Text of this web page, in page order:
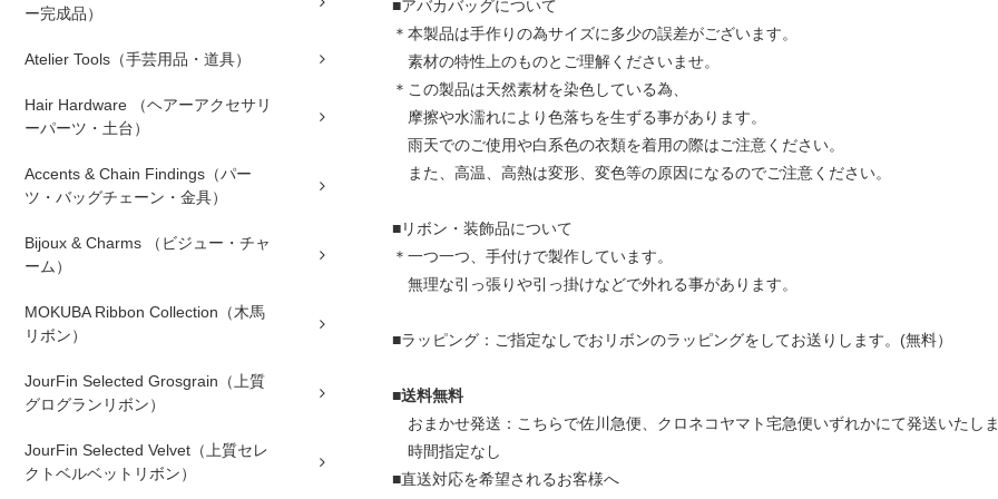
ー完成品）
Atelier Tools（手芸用品・道具）
Hair Hardware （ヘアーアクセサリ
ーパーツ・土台）
Accents & Chain Findings（パー
ツ・バッグチェーン・金具）
Bijoux & Charms （ビジュー・チャ
ーム）
MOKUBA Ribbon Collection（木馬
リボン）
JourFin Selected Grosgrain（上質
グログランリボン）
JourFin Selected Velvet（上質セレ
クトベルベットリボン）
■アバカバッグについて
＊本製品は手作りの為サイズに多少の誤差がございます。
素材の特性上のものとご理解くださいませ。
＊この製品は天然素材を染色している為、
摩擦や水濡れにより色落ちを生ずる事があります。
雨天でのご使用や白系色の衣類を着用の際はご注意ください。
また、高温、高熱は変形、変色等の原因になるのでご注意ください。
■リボン・装飾品について
＊一つ一つ、手付けで製作しています。
無理な引っ張りや引っ掛けなどで外れる事があります。
■ラッピング：ご指定なしでおリボンのラッピングをしてお送りします。(無料）
■送料無料
おまかせ発送：こちらで佐川急便、クロネコヤマト宅急便いずれかにて発送いたし
時間指定なし
■直送対応を希望されるお客様へ